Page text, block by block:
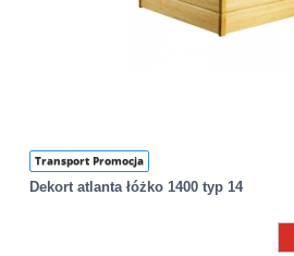
Transport Promocja
Dekort atlanta łóżko 1400 typ 14